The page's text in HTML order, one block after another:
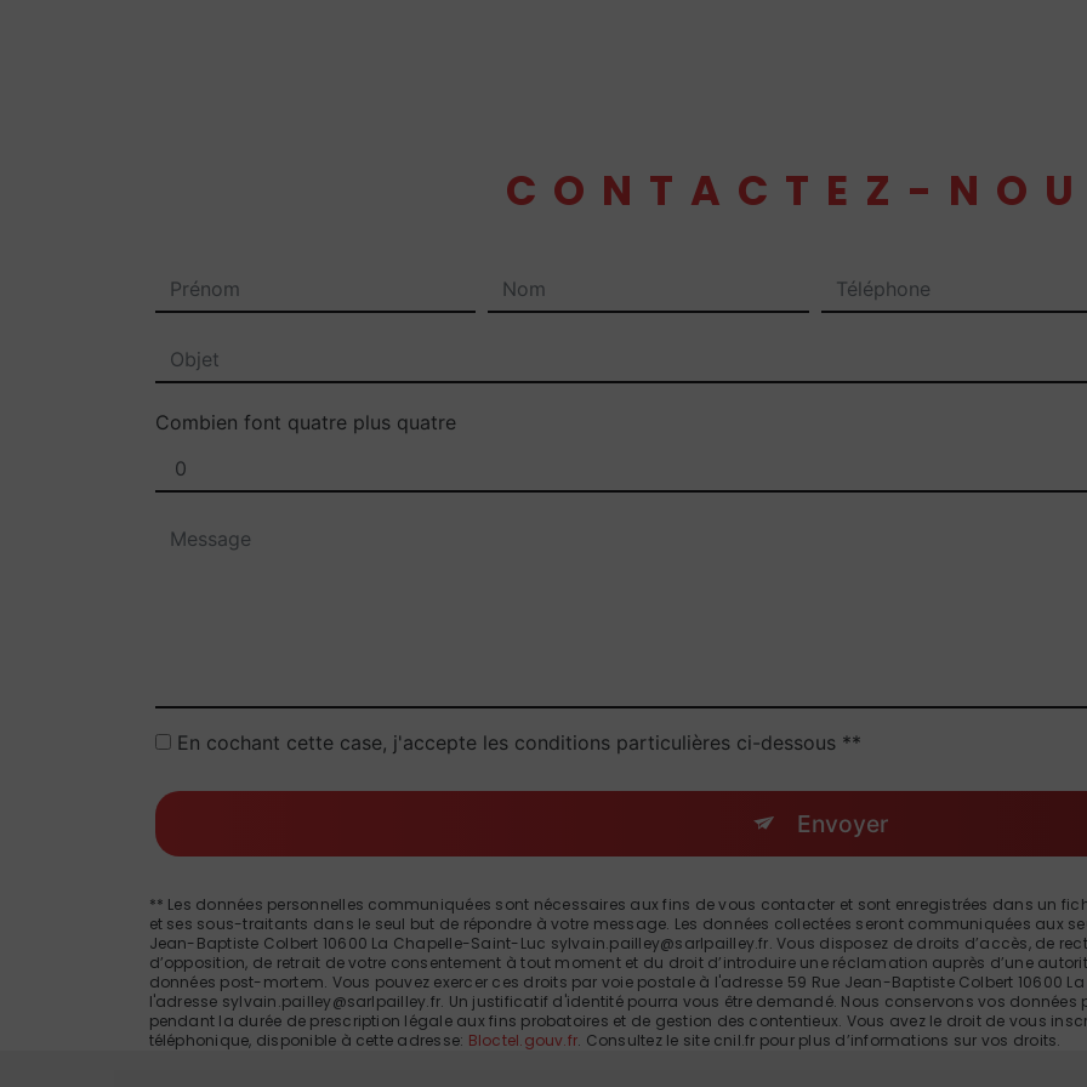
CONTACTEZ-
Combien font quatre plus quatre
En cochant cette case, j'accepte les conditions particulières ci-dessous **
Envoyer
** Les données personnelles communiquées sont nécessaires aux fins de vous contacter et sont enregistrées dans un
et ses sous-traitants dans le seul but de répondre à votre message. Les données collectées seront communiquées aux
Jean-Baptiste Colbert 10600 La Chapelle-Saint-Luc sylvain.pailley@sarlpailley.fr. Vous disposez de droits d’accès, de
d’opposition, de retrait de votre consentement à tout moment et du droit d’introduire une réclamation auprès d’une
données post-mortem. Vous pouvez exercer ces droits par voie postale à l'adresse 59 Rue Jean-Baptiste Colbert 10600
l'adresse sylvain.pailley@sarlpailley.fr. Un justificatif d'identité pourra vous être demandé. Nous conservons vos
pendant la durée de prescription légale aux fins probatoires et de gestion des contentieux. Vous avez le droit de vous
téléphonique, disponible à cette adresse: Bloctel.gouv.fr. Consultez le site cnil.fr pour plus d’informations sur vos droits.